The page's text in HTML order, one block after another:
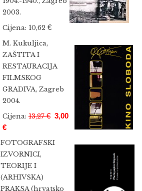
2003.
Cijena: 10,62 €
M. Kukuljica,
ZAŠTITA I
RESTAURACIJA
FILMSKOG
GRADIVA, Zagreb
2004.
Cijena:13,27€ 3,00
€
FOTOGRAFSKI
IZVORNICI,
TEORIJE I
(ARHIVSKA)
PRAKSA (hrvatsko